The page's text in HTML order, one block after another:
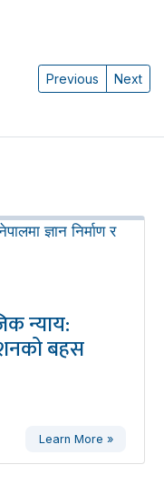
Previous Next
न्याय:
बहस
Learn More »